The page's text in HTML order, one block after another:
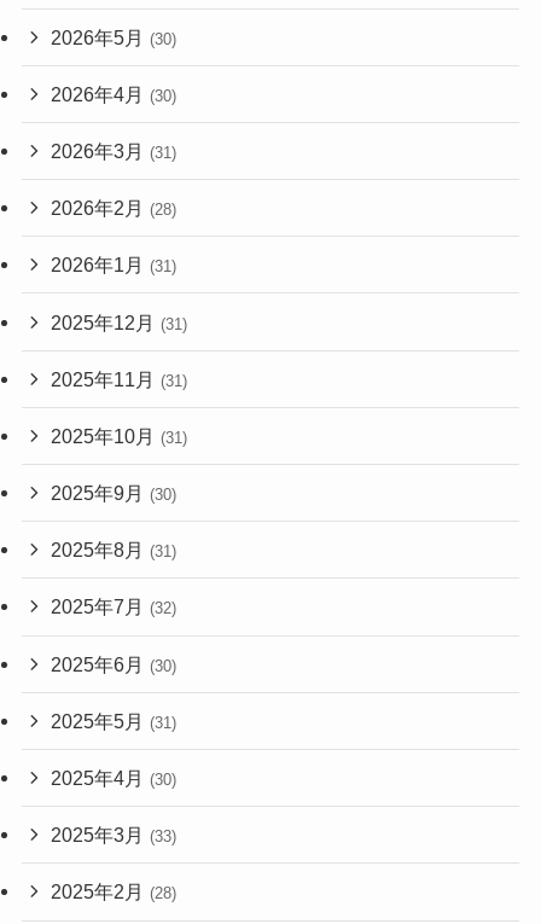
2026年5月 (30)
2026年4月 (30)
2026年3月 (31)
2026年2月 (28)
2026年1月 (31)
2025年12月 (31)
2025年11月 (31)
2025年10月 (31)
2025年9月 (30)
2025年8月 (31)
2025年7月 (32)
2025年6月 (30)
2025年5月 (31)
2025年4月 (30)
2025年3月 (33)
2025年2月 (28)